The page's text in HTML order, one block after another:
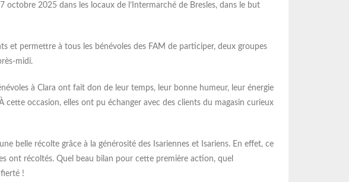
octobre 2025 dans les locaux de l’Intermarché de Bresles, dans le but
et permettre à tous les bénévoles des FAM de participer, deux groupes
midi.
à Clara ont fait don de leur temps, leur bonne humeur, leur énergie
cette occasion, elles ont pu échanger avec des clients du magasin curieux
belle récolte grâce à la générosité des Isariennes et Isariens. En effet, ce
ont récoltés. Quel beau bilan pour cette première action, quel
!
l’accueil et la
invisible
l’Unapei de l’Oise a
de sensibilisation
d’une convention
: accompagner
vers une meilleure
des personnes
handicap souvent
Remise des médailles
Cérémonie des vœux 2026 de l’Unapei
renforcé pour les droits et l’inclusion
des personnes en situation de
de l’Oise : bilan de l’année
des personnes en situation